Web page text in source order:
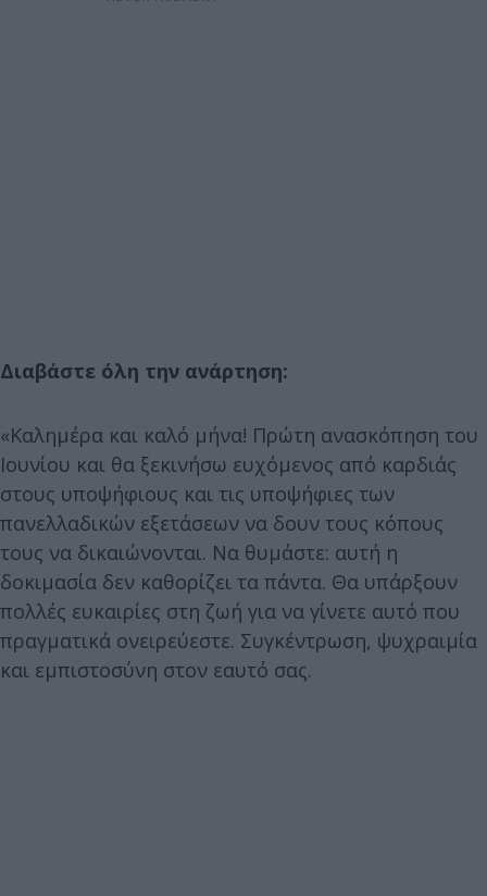
Διαβάστε όλη την ανάρτηση:
«Καλημέρα και καλό μήνα! Πρώτη ανασκόπηση του
Ιουνίου και θα ξεκινήσω ευχόμενος από καρδιάς
στους υποψήφιους και τις υποψήφιες των
πανελλαδικών εξετάσεων να δουν τους κόπους
τους να δικαιώνονται. Να θυμάστε: αυτή η
δοκιμασία δεν καθορίζει τα πάντα. Θα υπάρξουν
πολλές ευκαιρίες στη ζωή για να γίνετε αυτό που
πραγματικά ονειρεύεστε. Συγκέντρωση, ψυχραιμία
και εμπιστοσύνη στον εαυτό σας.